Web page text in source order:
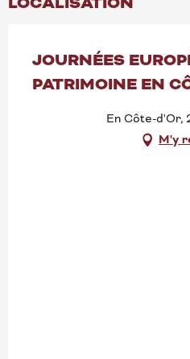
JOURNÉES
PATRIMOINE EN
En Côte-d'Or,
M'y